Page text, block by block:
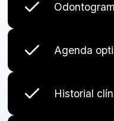
Agenda
Historial